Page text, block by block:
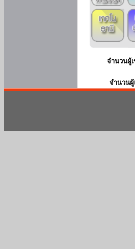
จำนวนผู้เ
จำนวนผู้